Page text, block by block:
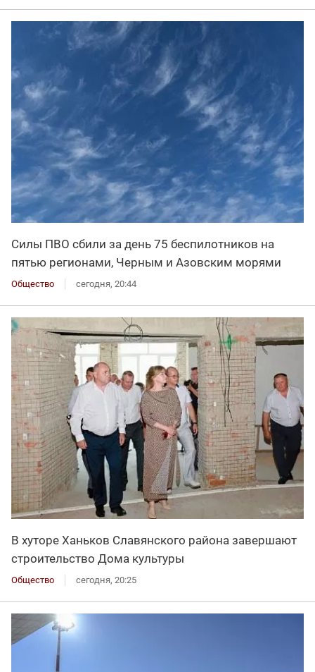
Силы ПВО сбили за день 75 беспилотников на
пятью регионами, Черным и Азовским морями
Общество сегодня, 20:44
В хуторе Ханьков Славянского района завершают
строительство Дома культуры
Общество сегодня, 20:25